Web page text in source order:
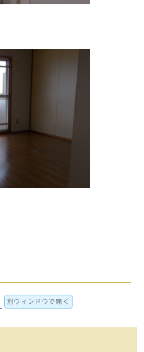
別ウィンドウで開く